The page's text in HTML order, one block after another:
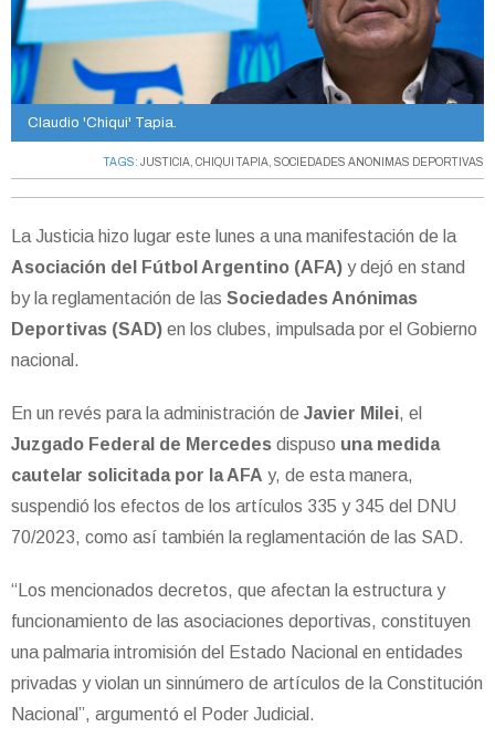
Claudio 'Chiqui' Tapia.
TAGS: JUSTICIA, CHIQUI TAPIA, SOCIEDADES ANONIMAS DEPORTIVAS
La Justicia hizo lugar este lunes a una manifestación de la
Asociación del Fútbol Argentino (AFA) y dejó en stand
by la reglamentación de las Sociedades Anónimas
Deportivas (SAD) en los clubes, impulsada por el Gobierno
nacional.
En un revés para la administración de Javier Milei, el
Juzgado Federal de Mercedes dispuso una medida
cautelar solicitada por la AFA y, de esta manera,
suspendió los efectos de los artículos 335 y 345 del DNU
70/2023, como así también la reglamentación de las SAD.
“Los mencionados decretos, que afectan la estructura y
funcionamiento de las asociaciones deportivas, constituyen
una palmaria intromisión del Estado Nacional en entidades
privadas y violan un sinnúmero de artículos de la Constitución
Nacional”, argumentó el Poder Judicial.